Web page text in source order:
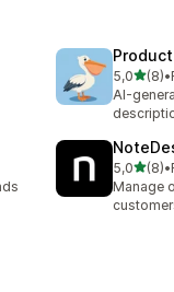
5,05 (8)
toplam 8•
AI-
5,05 (8)
toplam 8•
Manage